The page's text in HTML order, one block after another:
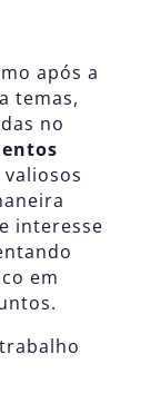
após a
temas,
no
interesse
em